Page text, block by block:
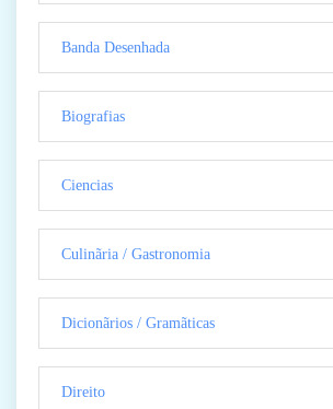
Banda Desenhada
Biografias
Ciencias
Culinãria / Gastronomia
Dicionãrios / Gramãticas
Direito